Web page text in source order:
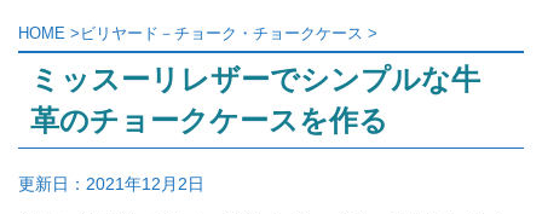
HOME > ビリヤード－チョーク・チョークケース >
ミッスーリレザーでシンプルな牛
革のチョークケースを作る
更新日： 2021年12月2日